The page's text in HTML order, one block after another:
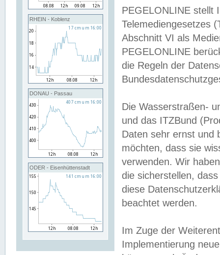
RHEIN - Koblenz
DONAU - Passau
ODER - Eisenhüttenstadt
PEGELONLINE stellt
Telemediengesetzes
Abschnitt VI als
PEGELONLINE
die Regeln der
Die Wasserstraßen-
und das ITZBund
Daten sehr ernst und
möchten, dass sie
verwenden. Wir
die sicherstellen,
diese
beachtet werden.
Im Zuge der
Implementierung